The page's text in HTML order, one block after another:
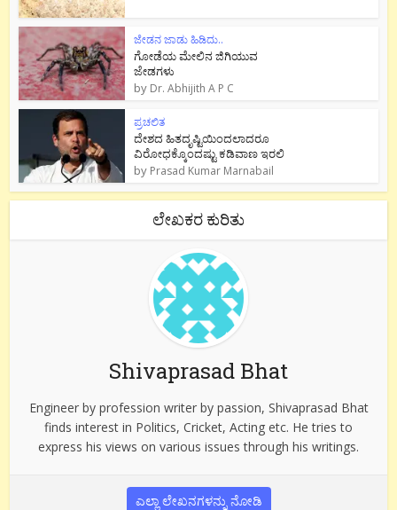
ಜೇಡನ ಜಾಡು ಹಿಡಿದು..
ಗೋಡೆಯ ಮೇಲಿನ ಜಿಗಿಯುವ
ಜೇಡಗಳು
by Dr. Abhijith A P C
ಪ್ರಚಲಿತ
ದೇಶದ ಹಿತದೃಷ್ಟಿಯಿಂದಲಾದರೂ
ವಿರೋಧಕ್ಕೊಂದಷ್ಟು ಕಡಿವಾಣ ಇರಲಿ
by Prasad Kumar Marnabail
ಲೇಖಕರ ಕುರಿತು
Shivaprasad Bhat
Engineer by profession writer by passion, Shivaprasad Bhat
finds interest in Politics, Cricket, Acting etc. He tries to
express his views on various issues through his writings.
ಎಲ್ಲಾ ಲೇಖನಗಳನ್ನು ನೋಡಿ